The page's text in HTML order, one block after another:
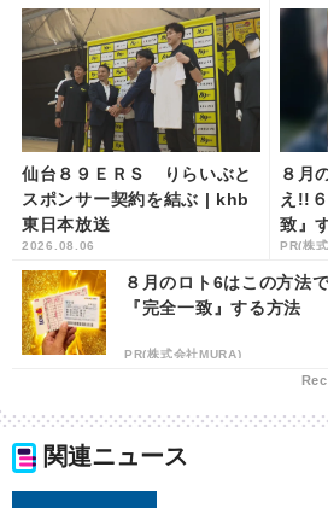
仙台８９ＥＲＳ りらいぶと
スポンサー契約を結ぶ | khb
東日本放送
2026.08.06
８月
え!!
致』
PR(株
８月のロト6はこの方法
『完全一致』する方法
PR(株式会社MURA)
関連ニュース